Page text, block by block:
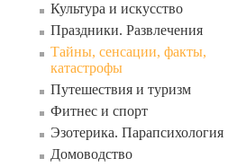
Культура и искусство
Праздники. Развлечения
Тайны, сенсации, факты,
катастрофы
Путешествия и туризм
Фитнес и спорт
Эзотерика. Парапсихология
Домоводство